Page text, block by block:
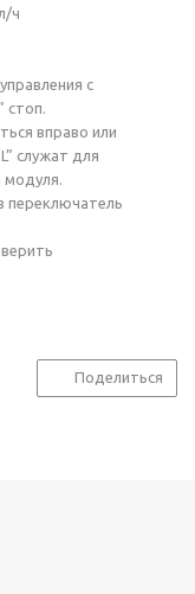
ч
с
стоп.
вправо или
служат для
модуля.
переключатель
Поделиться